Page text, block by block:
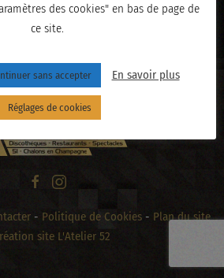
- Politique de Cookies - Plan du site
site L'Atelier 52
des cookies" en bas de page de
ce site.
sans accepter En savoir plus
Réglages de cookies